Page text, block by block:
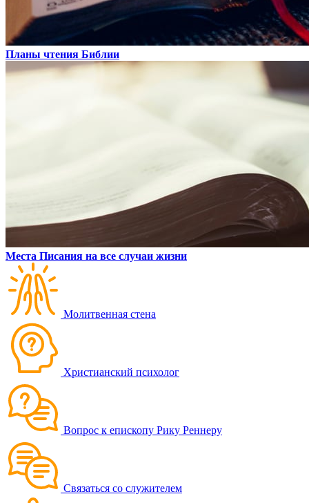
Планы чтения Библии
Места Писания на все случаи жизни
Молитвенная стена
Христианский психолог
Вопрос к епископу Рику Реннеру
Связаться со служителем